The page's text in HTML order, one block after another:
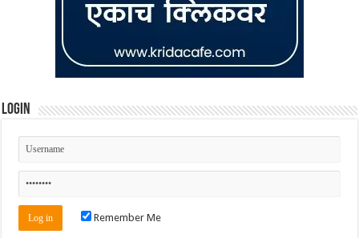
Login
Remember Me